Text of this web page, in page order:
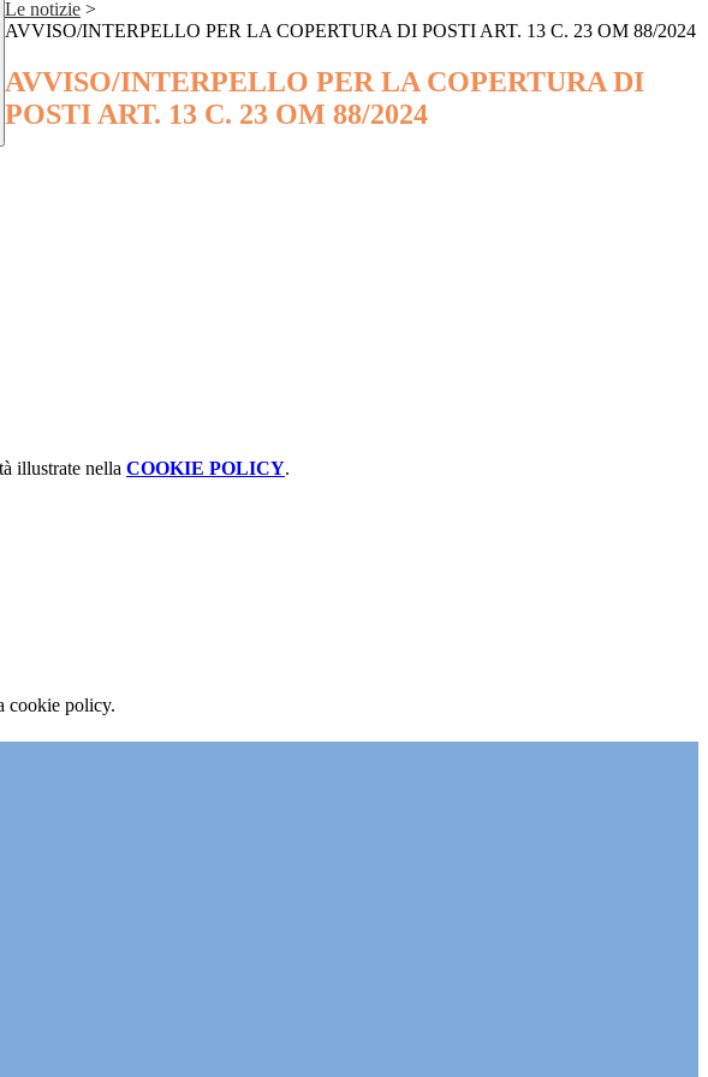
Le notizie >
AVVISO/INTERPELLO PER LA COPERTURA DI POSTI ART. 13 C. 23 OM 88/2024
AVVISO/INTERPELLO PER LA COPERTURA DI
POSTI ART. 13 C. 23 OM 88/2024
illustrate nella COOKIE POLICY.
cookie policy.